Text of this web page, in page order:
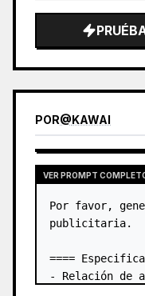
POR@KAWAI
VER PROMPT
Por favor,
publicitaria.
====
- Relación de